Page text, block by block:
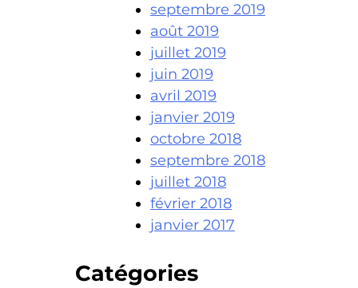
septembre 2019
août 2019
juillet 2019
juin 2019
avril 2019
janvier 2019
octobre 2018
septembre 2018
juillet 2018
février 2018
janvier 2017
Catégories